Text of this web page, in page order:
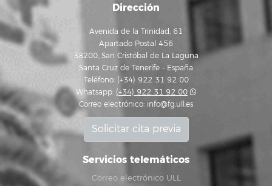
Dirección
Avenida de la Trinidad, 61
Apartado Postal 456
38200, San Cristóbal de La Laguna
Santa Cruz de Tenerife - España
Teléfono: (+34) 922 31 92 00
Whatsapp: (+34) 922 31 92 00
Correo electrónico: info@fg.ull.es
Solicitar cita previa
Servicios telemáticos
Correo electrónico ULL